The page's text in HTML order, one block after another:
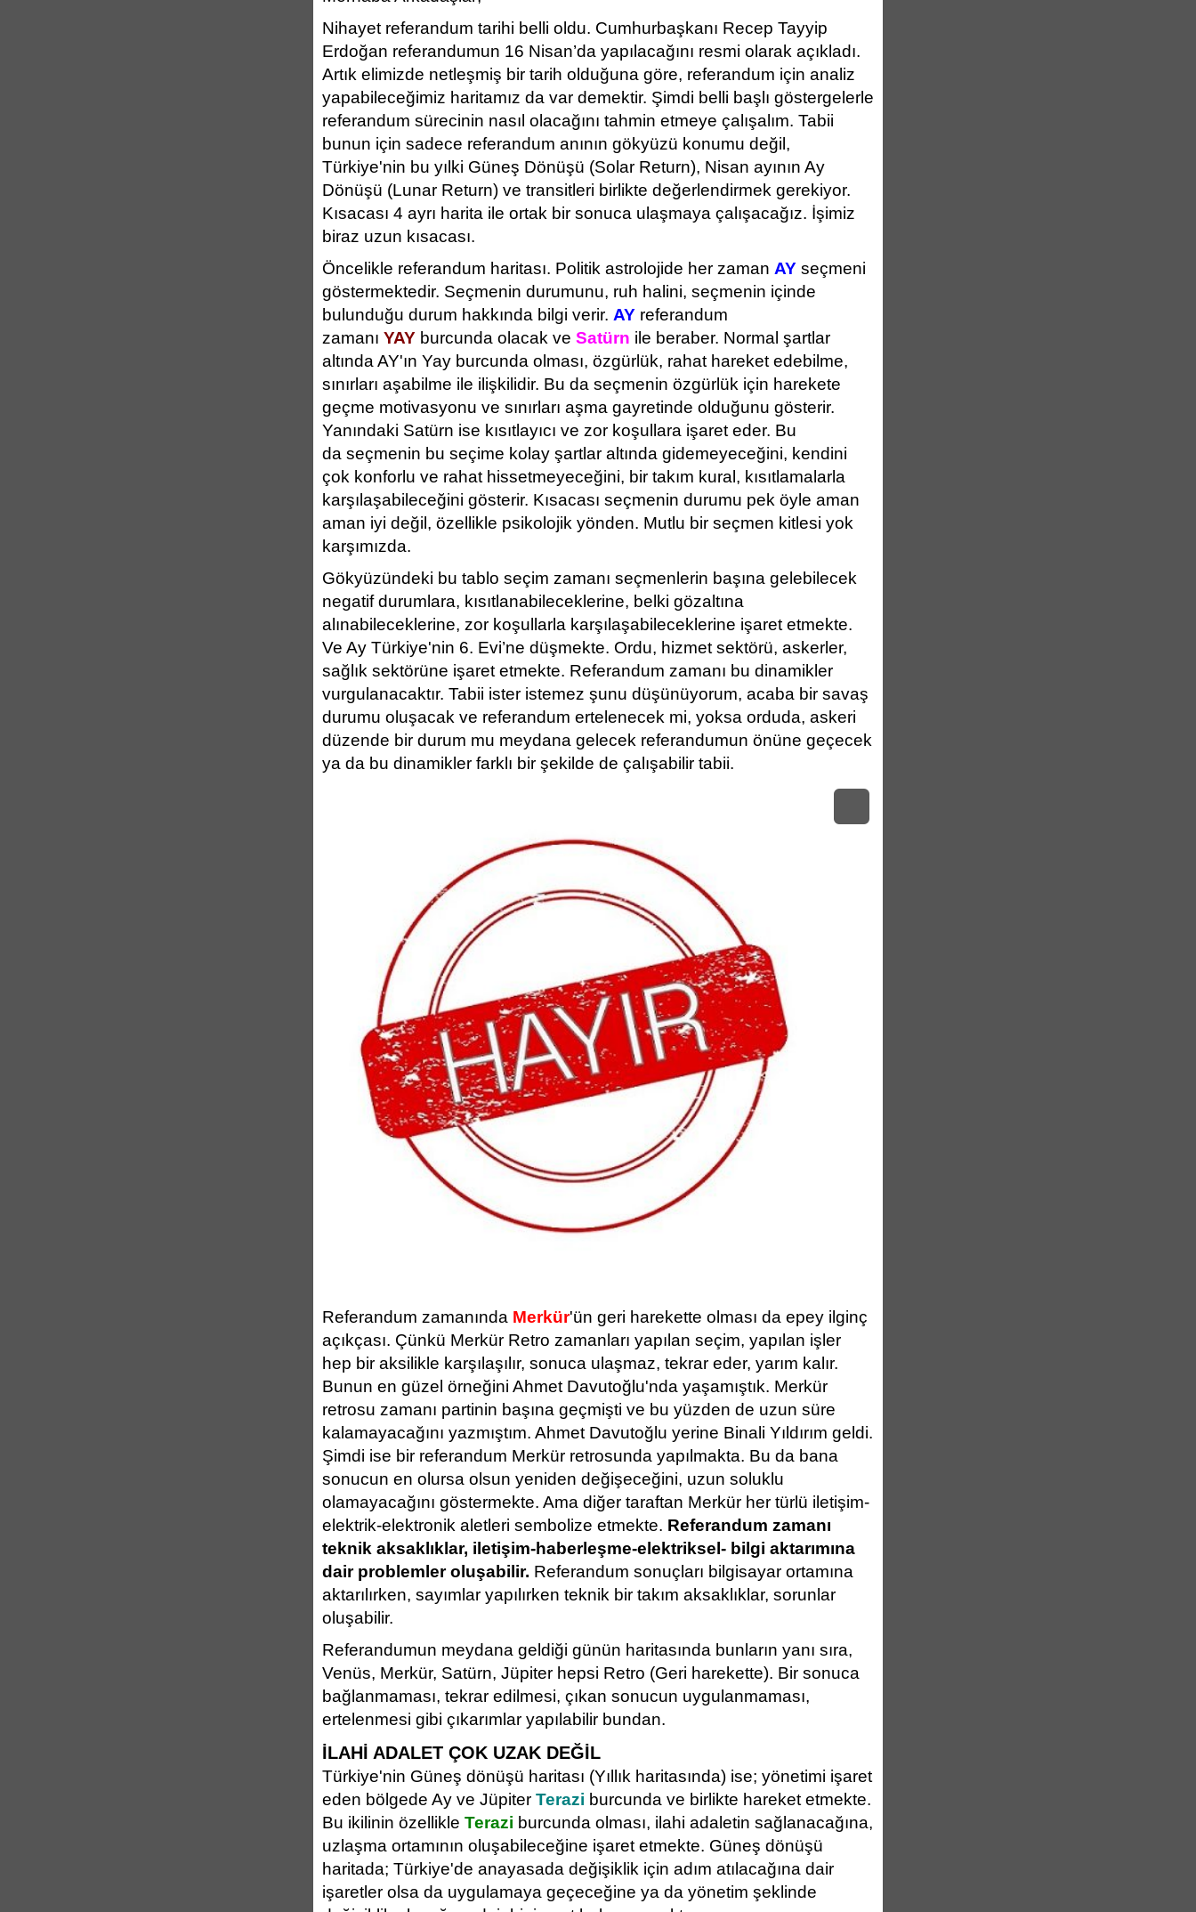
Nihayet referandum tarihi belli oldu. Cumhurbaşkanı Recep Tayyip
Erdoğan referandumun 16 Nisan’da yapılacağını resmi olarak açıkladı.
Artık elimizde netleşmiş bir tarih olduğuna göre, referandum için analiz
yapabileceğimiz haritamız da var demektir. Şimdi belli başlı göstergelerle
referandum sürecinin nasıl olacağını tahmin etmeye çalışalım. Tabii
bunun için sadece referandum anının gökyüzü konumu değil,
Türkiye'nin bu yılki Güneş Dönüşü (Solar Return), Nisan ayının Ay
Dönüşü (Lunar Return) ve transitleri birlikte değerlendirmek gerekiyor.
Kısacası 4 ayrı harita ile ortak bir sonuca ulaşmaya çalışacağız. İşimiz
biraz uzun kısacası.
Öncelikle referandum haritası. Politik astrolojide her zaman AY seçmeni
göstermektedir. Seçmenin durumunu, ruh halini, seçmenin içinde
bulunduğu durum hakkında bilgi verir. AY referandum
zamanı YAY burcunda olacak ve Satürn ile beraber. Normal şartlar
altında AY'ın Yay burcunda olması, özgürlük, rahat hareket edebilme,
sınırları aşabilme ile ilişkilidir. Bu da seçmenin özgürlük için harekete
geçme motivasyonu ve sınırları aşma gayretinde olduğunu gösterir.
Yanındaki Satürn ise kısıtlayıcı ve zor koşullara işaret eder. Bu
da seçmenin bu seçime kolay şartlar altında gidemeyeceğini, kendini
çok konforlu ve rahat hissetmeyeceğini, bir takım kural, kısıtlamalarla
karşılaşabileceğini gösterir. Kısacası seçmenin durumu pek öyle aman
aman iyi değil, özellikle psikolojik yönden. Mutlu bir seçmen kitlesi yok
karşımızda.
Gökyüzündeki bu tablo seçim zamanı seçmenlerin başına gelebilecek
negatif durumlara, kısıtlanabileceklerine, belki gözaltına
alınabileceklerine, zor koşullarla karşılaşabileceklerine işaret etmekte.
Ve Ay Türkiye'nin 6. Evi’ne düşmekte. Ordu, hizmet sektörü, askerler,
sağlık sektörüne işaret etmekte. Referandum zamanı bu dinamikler
vurgulanacaktır. Tabii ister istemez şunu düşünüyorum, acaba bir savaş
durumu oluşacak ve referandum ertelenecek mi, yoksa orduda, askeri
düzende bir durum mu meydana gelecek referandumun önüne geçecek
ya da bu dinamikler farklı bir şekilde de çalışabilir tabii.
Referandum zamanında Merkür'ün geri harekette olması da epey ilginç
açıkçası. Çünkü Merkür Retro zamanları yapılan seçim, yapılan işler
hep bir aksilikle karşılaşılır, sonuca ulaşmaz, tekrar eder, yarım kalır.
Bunun en güzel örneğini Ahmet Davutoğlu'nda yaşamıştık. Merkür
retrosu zamanı partinin başına geçmişti ve bu yüzden de uzun süre
kalamayacağını yazmıştım. Ahmet Davutoğlu yerine Binali Yıldırım geldi.
Şimdi ise bir referandum Merkür retrosunda yapılmakta. Bu da bana
sonucun en olursa olsun yeniden değişeceğini, uzun soluklu
olamayacağını göstermekte. Ama diğer taraftan Merkür her türlü iletişim-
elektrik-elektronik aletleri sembolize etmekte. Referandum zamanı
teknik aksaklıklar, iletişim-haberleşme-elektriksel- bilgi aktarımına
dair problemler oluşabilir. Referandum sonuçları bilgisayar ortamına
aktarılırken, sayımlar yapılırken teknik bir takım aksaklıklar, sorunlar
oluşabilir.
Referandumun meydana geldiği günün haritasında bunların yanı sıra,
Venüs, Merkür, Satürn, Jüpiter hepsi Retro (Geri harekette). Bir sonuca
bağlanmaması, tekrar edilmesi, çıkan sonucun uygulanmaması,
ertelenmesi gibi çıkarımlar yapılabilir bundan.
İLAHİ ADALET ÇOK UZAK DEĞİL
Türkiye'nin Güneş dönüşü haritası (Yıllık haritasında) ise; yönetimi işaret
eden bölgede Ay ve Jüpiter Terazi burcunda ve birlikte hareket etmekte.
Bu ikilinin özellikle Terazi burcunda olması, ilahi adaletin sağlanacağına,
uzlaşma ortamının oluşabileceğine işaret etmekte. Güneş dönüşü
haritada; Türkiye'de anayasada değişiklik için adım atılacağına dair
işaretler olsa da uygulamaya geçeceğine ya da yönetim şeklinde